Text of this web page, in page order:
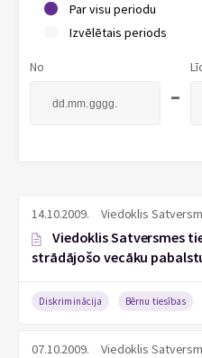
Par visu periodu
Izvēlētais periods
No
-
14.10.2009. Viedoklis
Viedoklis Satversmes
strādājošo vecāku
Diskriminācija Bērnu tiesības
07.10.2009. Viedoklis